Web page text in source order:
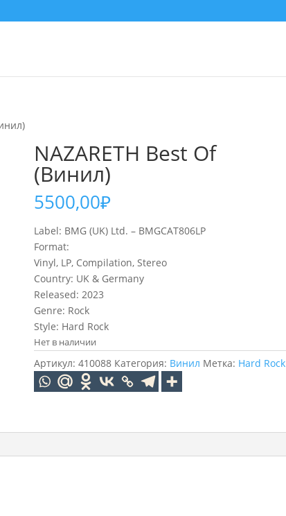
NAZARETH Best Of
(Винил)
5500,00₽
Label: BMG (UK) Ltd. – BMGCAT806LP
Format:
Vinyl, LP, Compilation, Stereo
Country: UK & Germany
Released: 2023
Genre: Rock
Style: Hard Rock
Нет в наличии
Артикул:410088 Категория: Винил Метка: Hard Rock